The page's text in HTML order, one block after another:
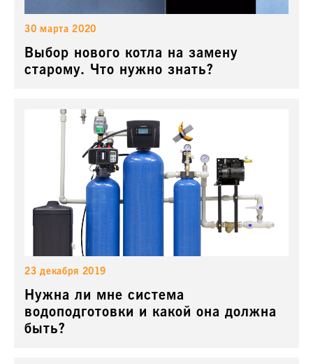
30 марта 2020
Выбор нового котла на замену
старому. Что нужно знать?
23 декабря 2019
Нужна ли мне система
водоподготовки и какой она должна
быть?